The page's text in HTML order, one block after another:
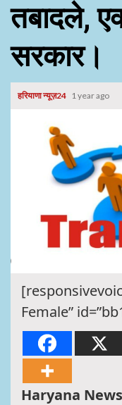
तबादले,
सरकार।
हरियाणा न्यूज़24 1 year ago
Female”
Haryana